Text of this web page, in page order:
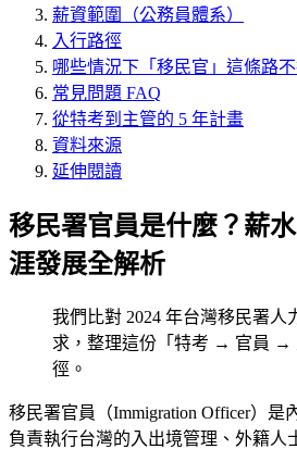
薪資範圍（公務員體系）
入行路徑
哪些情況下「移民官」這條路
常見問題 FAQ
從特考到主管的 5 年計畫
資料來源
延伸閱讀
移民署官員是什麼？薪
涯發展全解析
我們比對 2024 年台灣移民署人
求，整理這份「特考 → 官員 →
徑。
移民署官員（Immigration Officer）是
負責執行台灣的入出境管理、外籍人